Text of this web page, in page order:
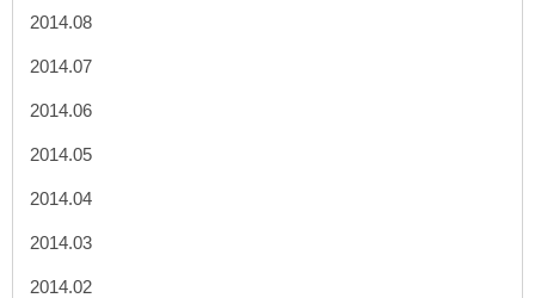
2014.08
2014.07
2014.06
2014.05
2014.04
2014.03
2014.02